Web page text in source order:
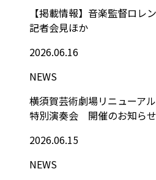
【掲載情報】音楽監督ロレ
記者会見ほか
2026.06.16
NEWS
横須賀芸術劇場リニューア
特別演奏会 開催のお知らせ
2026.06.15
NEWS